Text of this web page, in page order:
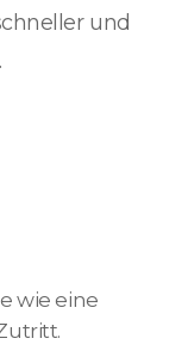
und
wie eine